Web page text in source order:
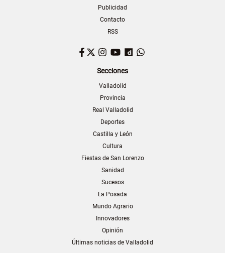
Publicidad
Contacto
RSS
Facebook
TwitterInstagram
YouTubeDailymotion
Secciones
Valladolid
Provincia
Real Valladolid
Deportes
Castilla y León
Cultura
Fiestas de San Lorenzo
Sanidad
Sucesos
La Posada
Mundo Agrario
Innovadores
Opinión
Últimas noticias de Valladolid